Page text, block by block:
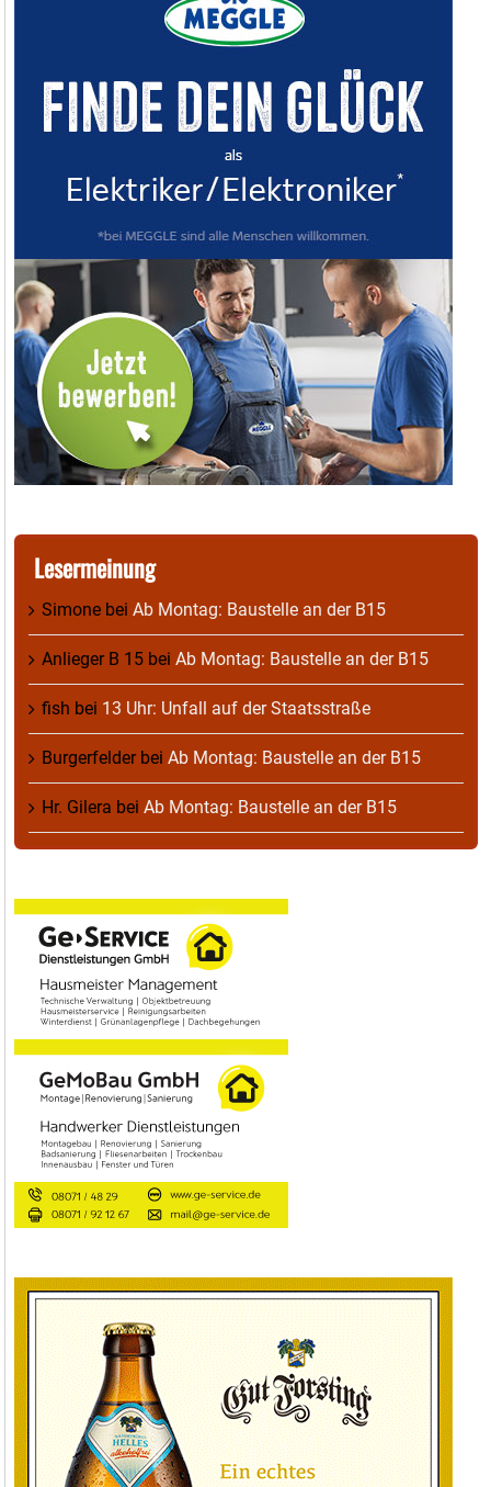
Lesermeinung
Simone bei Ab Montag: Baustelle an der B15
Anlieger B 15 bei Ab Montag: Baustelle an der B15
fish bei 13 Uhr: Unfall auf der Staatsstraße
Burgerfelderbei Ab Montag: Baustelle an der B15
Hr. Gilera bei Ab Montag: Baustelle an der B15